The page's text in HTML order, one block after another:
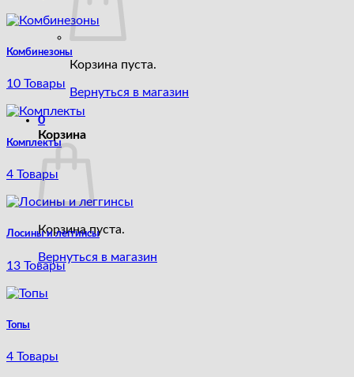
Корзина пуста.
Вернуться в магазин
0
Корзина
Корзина пуста.
Вернуться в магазин
Комбинезоны
10 Товары
Комплекты
4 Товары
Лосины и леггинсы
13 Товары
Топы
4 Товары